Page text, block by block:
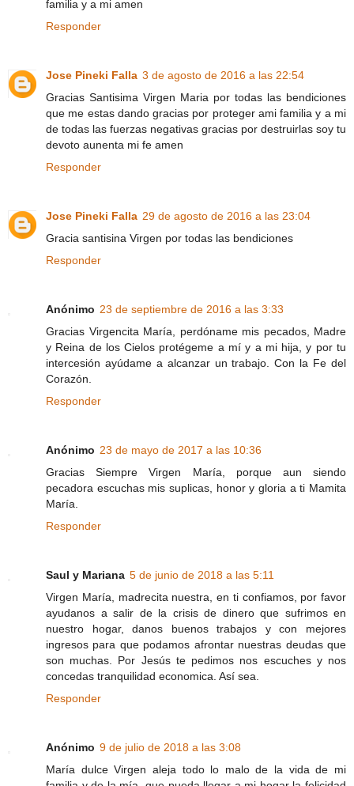
familia y a mi amen
Responder
Jose Pineki Falla 3 de agosto de 2016 a las 22:54
Gracias Santisima Virgen Maria por todas las bendiciones
que me estas dando gracias por proteger ami familia y a mi
de todas las fuerzas negativas gracias por destruirlas soy tu
devoto aunenta mi fe amen
Responder
Jose Pineki Falla 29 de agosto de 2016 a las 23:04
Gracia santisina Virgen por todas las bendiciones
Responder
Anónimo 23 de septiembre de 2016 a las 3:33
Gracias Virgencita María, perdóname mis pecados, Madre
y Reina de los Cielos protégeme a mí y a mi hija, y por tu
intercesión ayúdame a alcanzar un trabajo. Con la Fe del
Corazón.
Responder
Anónimo 23 de mayo de 2017 a las 10:36
Gracias Siempre Virgen María, porque aun siendo
pecadora escuchas mis suplicas, honor y gloria a ti Mamita
María.
Responder
Saul y Mariana 5 de junio de 2018 a las 5:11
Virgen María, madrecita nuestra, en ti confiamos, por favor
ayudanos a salir de la crisis de dinero que sufrimos en
nuestro hogar, danos buenos trabajos y con mejores
ingresos para que podamos afrontar nuestras deudas que
son muchas. Por Jesús te pedimos nos escuches y nos
concedas tranquilidad economica. Así sea.
Responder
Anónimo 9 de julio de 2018 a las 3:08
María dulce Virgen aleja todo lo malo de la vida de mi